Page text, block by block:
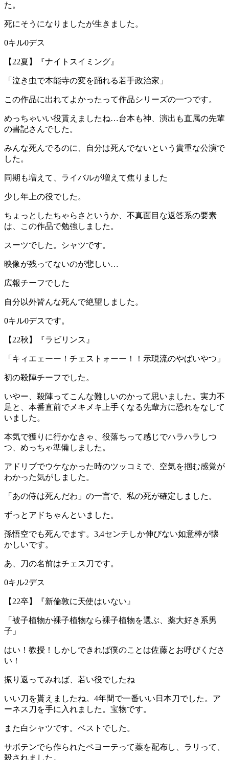
た。
死にそうになりましたが生きました。
0キル0デス
【22夏】『ナイトスイミング』
「泣き虫で本能寺の変を踊れる若手政治家」
この作品に出れてよかったって作品シリーズの一つです。
めっちゃいい役貰えましたね…台本も神、演出も直属の先輩
の書記さんでした。
みんな死んでるのに、自分は死んでないという貴重な公演で
した。
同期も増えて、ライバルが増えて焦りました
少し年上の役でした。
ちょっとしたちゃらさというか、不真面目な返答系の要素
は、この作品で勉強しました。
スーツでした。シャツです。
映像が残ってないのが悲しい…
広報チーフでした
自分以外皆んな死んで絶望しました。
0キル0デスです。
【22秋】『ラビリンス』
「キィエェーー！チェストォーー！！示現流のやばいやつ」
初の殺陣チーフでした。
いやー、殺陣ってこんな難しいのかって思いました。実力不
足と、本番直前でメキメキ上手くなる先輩方に恐れをなして
いました。
本気で獲りに行かなきゃ、役落ちって感じでハラハラしつ
つ、めっちゃ準備しました。
アドリブでウケなかった時のツッコミで、空気を掴む感覚が
わかった気がしました。
「あの侍は死んだわ」の一言で、私の死が確定しました。
ずっとアドちゃんといました。
孫悟空でも死んでます。3,4センチしか伸びない如意棒が懐
かしいです。
あ、刀の名前はチェス刀です。
0キル2デス
【22卒】『新倫敦に天使はいない』
「被子植物か裸子植物なら裸子植物を選ぶ、薬大好き系男
子」
はい！教授！しかしできれば僕のことは佐藤とお呼びくださ
い！
振り返ってみれば、若い役でしたね
いい刀を貰えましたね。4年間で一番いい日本刀でした。ア
ーネス刀を手に入れました。宝物です。
また白シャツです。ベストでした。
サボテンでら作られたペヨーテって薬を配布し、ラリって、
殺されました。